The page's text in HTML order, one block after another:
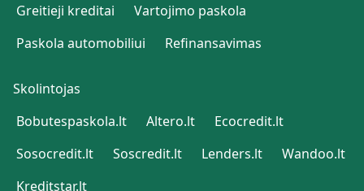
Greitieji kreditai
Vartojimo paskola
Paskola automobiliui
Refinansavimas
Skolintojas
Bobutespaskola.lt
Altero.lt
Ecocredit.lt
Sosocredit.lt
Soscredit.lt Lenders.lt
Wandoo.lt
Kreditstar.lt